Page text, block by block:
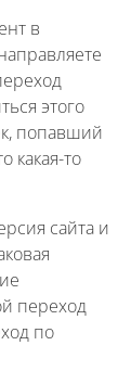
в
этого
попавший
какая-то
сайта и
переход
по